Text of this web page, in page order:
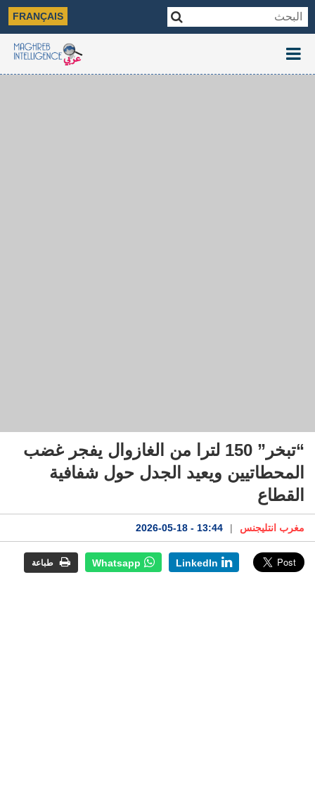
FRANÇAIS
“تبخر” 150 لترا من الغازوال يفجر غضب
المحطاتيين ويعيد الجدل حول شفافية
القطاع
مغرب انتليجنس |
13:44 - 2026-05-18
LinkedIn
Whatsapp طباعة